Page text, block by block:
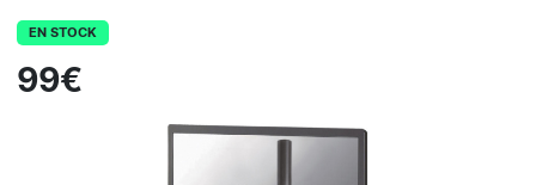
EN STOCK
99€